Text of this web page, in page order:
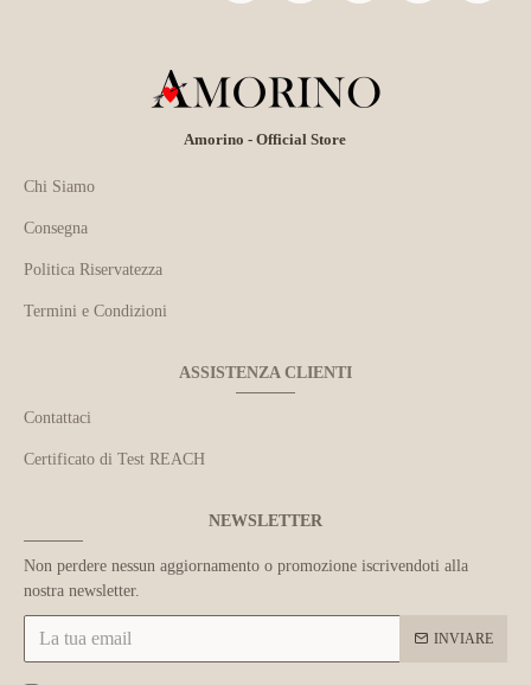
Amorino - Official Store
Chi Siamo
Consegna
Politica Riservatezza
Termini e Condizioni
ASSISTENZA CLIENTI
Contattaci
Certificato di Test REACH
NEWSLETTER
Non perdere nessun aggiornamento o promozione iscrivendoti alla
nostra newsletter.
INVIARE